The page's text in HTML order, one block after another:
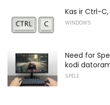
Kas ir Ctrl-
WINDOWS
Need for
kodi
SPĒLE